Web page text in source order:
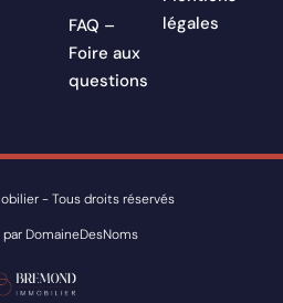
FAQ –
Foire aux
questions
légales
- Tous droits réservés
DomaineDesNoms